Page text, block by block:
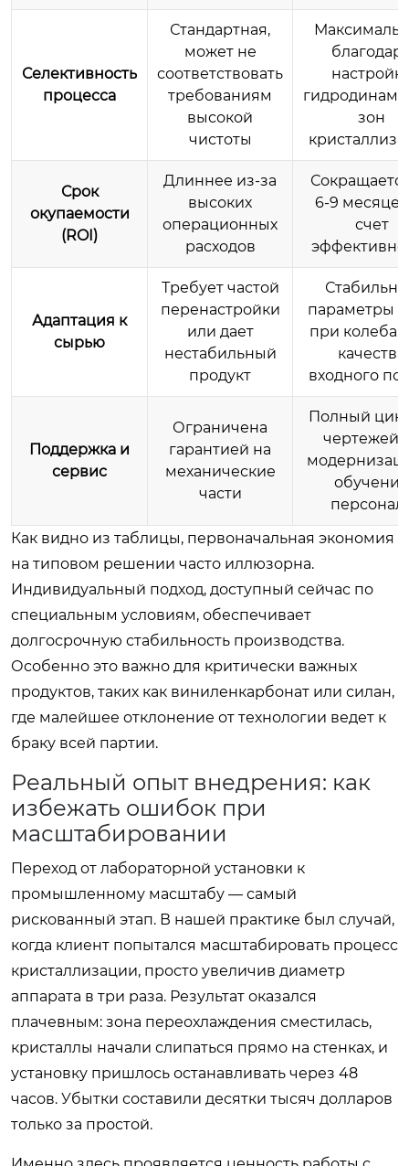
Селективность
процесса
Стандартная,
может не
соответствовать
требованиям
высокой
чистоты
зон
Срок
окупаемости
(ROI)
Длиннее из-за
высоких
операционных
расходов
6-9
счет
Адаптация к
сырью
Требует частой
перенастройки
или дает
нестабильный
продукт
параметры
при
качества
входного
Поддержка и
сервис
Ограничена
гарантией на
механические
части
Полный
чертежей
обучения
Как видно из таблицы, первоначальная экономия
на типовом решении часто иллюзорна.
Индивидуальный подход, доступный сейчас по
специальным условиям, обеспечивает
долгосрочную стабильность производства.
Особенно это важно для критически важных
продуктов, таких как виниленкарбонат или силан,
где малейшее отклонение от технологии ведет к
браку всей партии.
Реальный опыт внедрения: как
избежать ошибок при
масштабировании
Переход от лабораторной установки к
промышленному масштабу — самый
рискованный этап. В нашей практике был случай,
когда клиент попытался масштабировать процесс
кристаллизации, просто увеличив диаметр
аппарата в три раза. Результат оказался
плачевным: зона переохлаждения сместилась,
кристаллы начали слипаться прямо на стенках, и
установку пришлось останавливать через 48
часов. Убытки составили десятки тысяч долларов
только за простой.